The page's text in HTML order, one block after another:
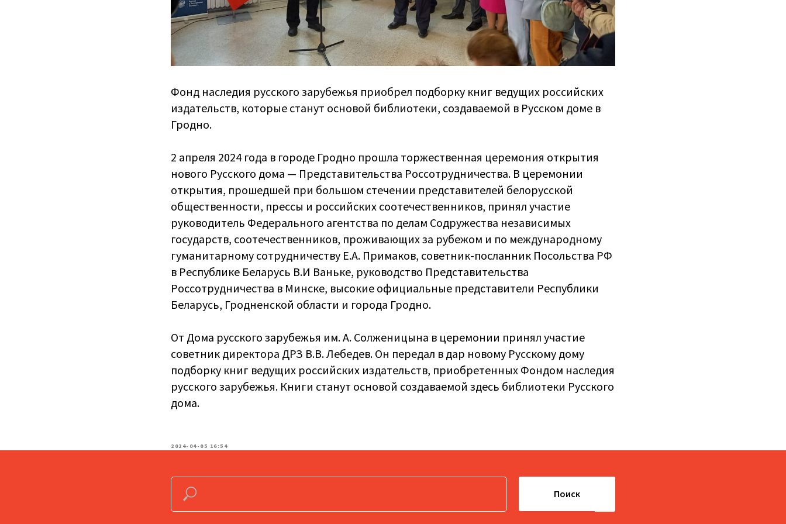
Фонд наследия русского зарубежья приобрел подборку книг ведущих российских
издательств, которые станут основой библиотеки, создаваемой в Русском доме в
Гродно.
2 апреля 2024 года в городе Гродно прошла торжественная церемония открытия
нового Русского дома — Представительства Россотрудничества. В церемонии
открытия, прошедшей при большом стечении представителей белорусской
общественности, прессы и российских соотечественников, принял участие
руководитель Федерального агентства по делам Содружества независимых
государств, соотечественников, проживающих за рубежом и по международному
гуманитарному сотрудничеству Е.А. Примаков, советник-посланник Посольства РФ
в Республике Беларусь В.И Ваньке, руководство Представительства
Россотрудничества в Минске, высокие официальные представители Республики
Беларусь, Гродненской области и города Гродно.
От Дома русского зарубежья им. А. Солженицына в церемонии принял участие
советник директора ДРЗ В.В. Лебедев. Он передал в дар новому Русскому дому
подборку книг ведущих российских издательств, приобретенных Фондом наследия
русского зарубежья. Книги станут основой создаваемой здесь библиотеки Русского
дома.
2024-04-05 16:54
Поиск